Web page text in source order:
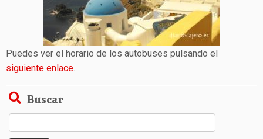
Puedes ver el horario de los autobuses pulsando el
siguiente enlace.
Buscar